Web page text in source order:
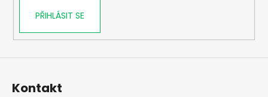
PŘIHLÁSIT SE
Kontakt